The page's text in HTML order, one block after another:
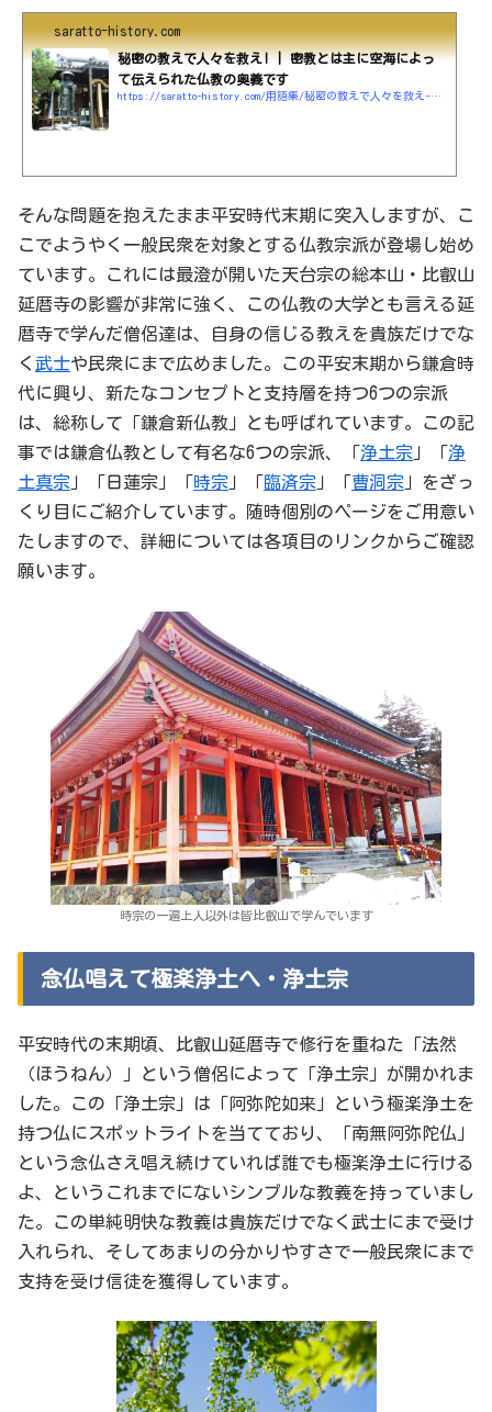
saratto-history.com
秘密の教えで人々を救え! | 密教とは主に空海によっ
て伝えられた仏教の奥義です
https://saratto-history.com/用語集/秘密の教えで人々を救え-密教とは主に空海によ
そんな問題を抱えたまま平安時代末期に突入しますが、こ
こでようやく一般民衆を対象とする仏教宗派が登場し始め
ています。これには最澄が開いた天台宗の総本山・比叡山
延暦寺の影響が非常に強く、この仏教の大学とも言える延
暦寺で学んだ僧侶達は、自身の信じる教えを貴族だけでな
く 武士や民衆にまで広めました。この平安末期から鎌倉時
代に興り、新たなコンセプトと支持層を持つ6つの宗派
は、総称して「鎌倉新仏教」とも呼ばれています。この記
事では鎌倉仏教として有名な6つの宗派、「浄土宗 」「浄
土真宗 」「日蓮宗」「時宗 」「臨済宗 」「曹洞宗 」をざっ
くり目にご紹介しています。随時個別のページをご用意い
たしますので、詳細については各項目のリンクからご確認
願います。
時宗の一遍上人以外は皆比叡山で学んでいます
念仏唱えて極楽浄土へ・浄土宗
平安時代の末期頃、比叡山延暦寺で修行を重ねた「法然
（ほうねん）」という僧侶によって「浄土宗」が開かれま
した。この「浄土宗」は「阿弥陀如来」という極楽浄土を
持つ仏にスポットライトを当てており、「南無阿弥陀仏」
という念仏さえ唱え続けていれば誰でも極楽浄土に行ける
よ、というこれまでにないシンプルな教義を持っていまし
た。この単純明快な教義は貴族だけでなく武士にまで受け
入れられ、そしてあまりの分かりやすさで一般民衆にまで
支持を受け信徒を獲得しています。